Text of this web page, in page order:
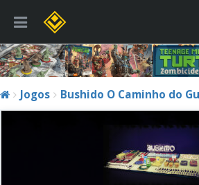
Jogos Bushido O Caminho do